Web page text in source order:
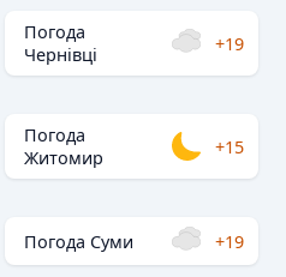
Погода
Чернівці
+19
Погода
Житомир
+15
Погода Суми +19